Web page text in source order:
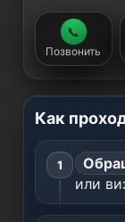
📞
Позвонить
Как
или